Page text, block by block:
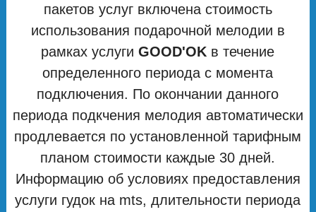
пакетов услуг включена стоимость
использования подарочной мелодии в
рамках услугиGOOD'OK в течение
определенного периода с момента
подключения. По окончании данного
периода подкчения мелодия автоматически
продлевается по установленной тарифным
планом стоимости каждые 30 дней.
Информацию об условиях предоставления
услуги гудок на mts, длительности периода